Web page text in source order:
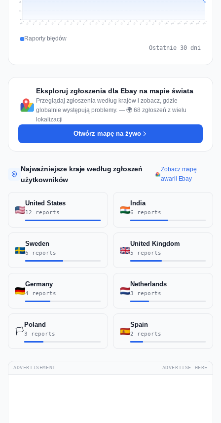
21
43
Jul 9 Jul 10 Jul 11 Jul 12 Jul 13 Jul 14 Jul 15 Jul 16 Jul 17 Jul 18 Jul 19 Jul 20 Jul 21 Jul 22 Jul 23 Jul 24 Jul 25 Jul 26 Jul 27 Jul 28 Jul 29 Jul 30 Jul 31 Aug 1 Aug 2 Aug 3 Aug 4 Aug 5 Aug 6 Aug 7
Raporty błędów
Ostatnie 30 dni
Eksploruj zgłoszenia dla Ebay na mapie świata
Przeglądaj zgłoszenia według krajów i zobacz, gdzie
globalnie występują problemy. — 🌍 68 zgłoszeń z wielu
lokalizacji
Otwórz mapę na żywo
Najważniejsze kraje według zgłoszeń
użytkowników
Zobacz mapę
awarii Ebay
United States
12 reports
India
6 reports
Sweden
6 reports
United Kingdom
5 reports
Germany
4 reports
Netherlands
3 reports
🏳️
Poland
3 reports
Spain
2 reports
ADVERTISEMENT ADVERTISE HERE